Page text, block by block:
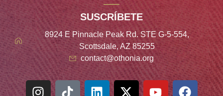
SUSCRÍBETE
8924 E Pinnacle Peak Rd. STE G-5-554,
Scottsdale, AZ 85255
contact@othonia.org
Italian